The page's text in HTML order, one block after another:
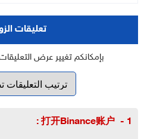
تعليقات
بإمكانكم تغيير عرض
打开Binance账户
: